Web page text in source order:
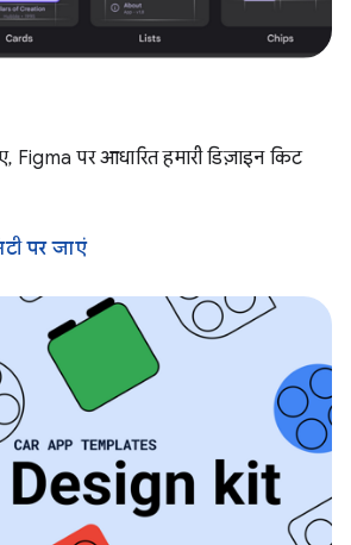
Figma पर आधारित हमारी डिज़ाइन किट
पर जाएं